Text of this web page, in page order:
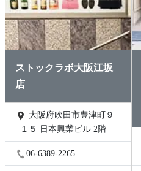
ストックラボ大阪江坂
店
−１５ 日本興業ビル 2階
06-6389-2265